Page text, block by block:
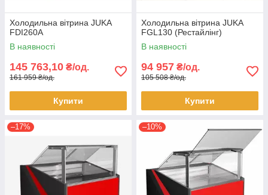
Холодильна вітрина JUKA
FDI260A
В наявності
145 763,10 ₴/од.
161 959 ₴/од.
Купити
Холодильна вітрина JUKA
FGL130 (Рестайлінг)
В наявності
94 957 ₴/од.
105 508 ₴/од.
Купити
–17% –10%